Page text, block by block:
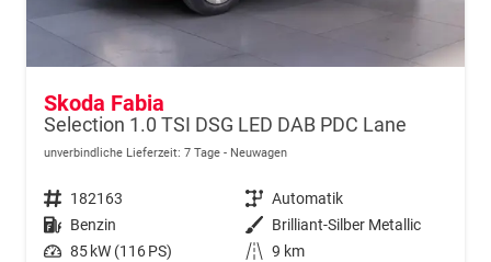
Skoda Fabia
Selection 1.0 TSI DSG LED DAB PDC Lane
unverbindliche Lieferzeit: 7 Tage Neuwagen
Fahrzeugnr. 182163 Getriebe Automatik
Kraftstoff Benzin Außenfarbe Brilliant-Silber Metallic
Leistung 85 kW (116 PS) Kilometerstand 9 km